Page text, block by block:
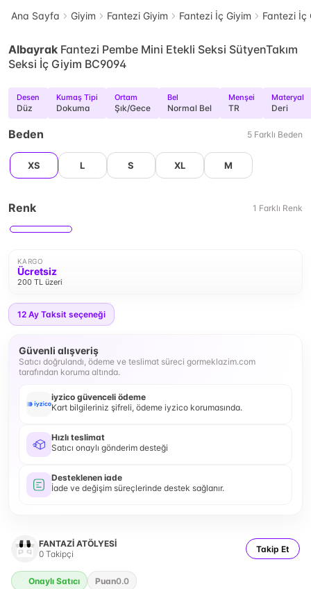
Ana Sayfa Giyim Fantezi Giyim Fantezi İç Giyim Fantezi İç
Albayrak Fantezi Pembe Mini Etekli Seksi SütyenTakım
Seksi İç Giyim BC9094
Desen
Düz
Kumaş Tipi
Dokuma
Ortam
Şık/Gece
Bel
Normal Bel
Menşei
TR
Materyal
Deri
Beden 5 Farklı Beden
XS L S XL M
Renk 1 Farklı Renk
KARGO
Ücretsiz
200 TL üzeri
12 Ay Taksit seçeneği
Güvenli alışveriş
Satıcı doğrulandı, ödeme ve teslimat süreci gormeklazim.com
tarafından koruma altında.
iyzico güvenceli ödeme
Kart bilgileriniz şifreli, ödeme iyzico korumasında.
Hızlı teslimat
Satıcı onaylı gönderim desteği
Desteklenen iade
İade ve değişim süreçlerinde destek sağlanır.
FANTAZİ ATÖLYESİ
0 Takipçi Takip Et
Onaylı Satıcı Puan0.0